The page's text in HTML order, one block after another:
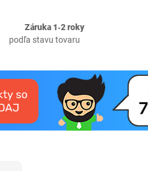
Záruka 1‐2 roky
podľa stavu tovaru